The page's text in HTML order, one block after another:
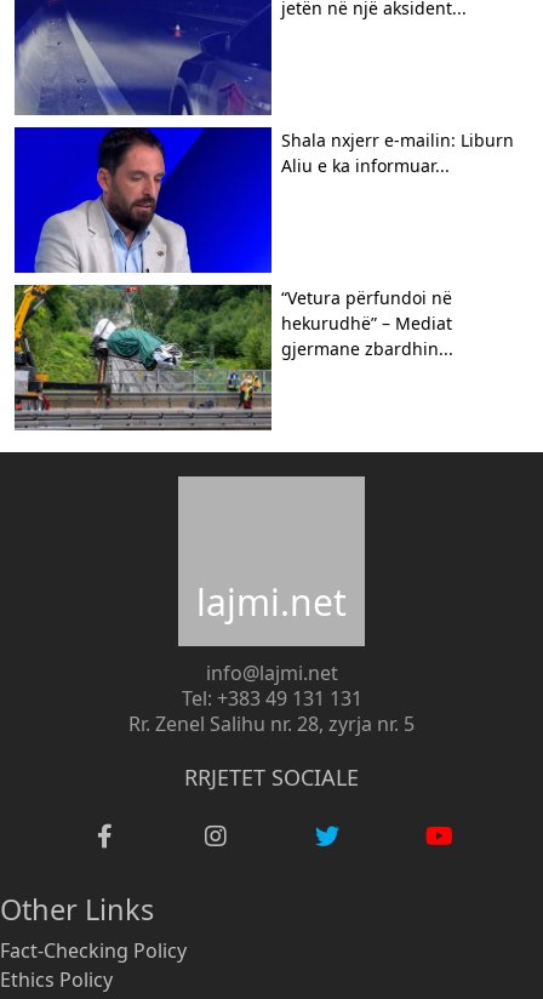
jetën në një aksident...
Shala nxjerr e-mailin: Liburn
Aliu e ka informuar...
“Vetura përfundoi në
hekurudhë” – Mediat
gjermane zbardhin...
lajmi.net
info@lajmi.net
Tel: +383 49 131 131
Rr. Zenel Salihu nr. 28, zyrja nr. 5
RRJETET SOCIALE
Other Links
Fact-Checking Policy
Ethics Policy